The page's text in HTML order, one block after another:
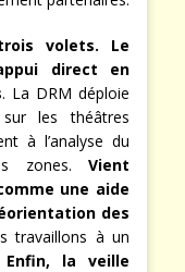
volets. Le
direct en
. La DRM déploie
les théâtres
à l’analyse du
zones. Vient
une aide
des
travaillons à un
Enfin, la veille